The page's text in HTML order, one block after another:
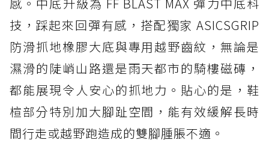
技，踩起來回彈有感，搭配獨家 ASICSGRIP
防滑抓地橡膠大底與專用越野齒紋，無論是
濕滑的陡峭山路還是雨天都市的騎樓磁磚，
都能展現令人安心的抓地力。貼心的是，鞋
楦部分特別加大腳趾空間，能有效緩解長時
間行走或越野跑造成的雙腳腫脹不適。